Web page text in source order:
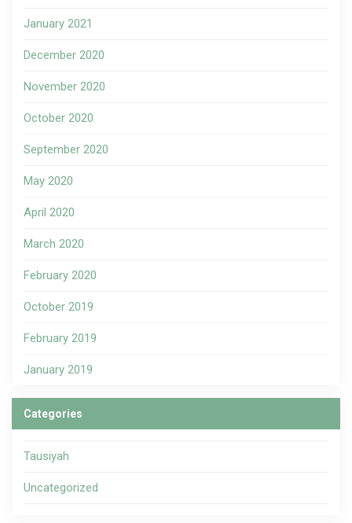
January 2021
December 2020
November 2020
October 2020
September 2020
May 2020
April 2020
March 2020
February 2020
October 2019
February 2019
January 2019
Categories
Tausiyah
Uncategorized